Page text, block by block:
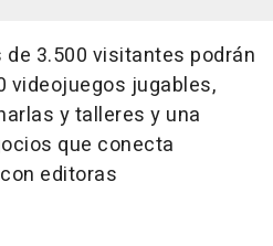
3.500 visitantes podrán
videojuegos jugables,
y talleres y una
que conecta
editoras